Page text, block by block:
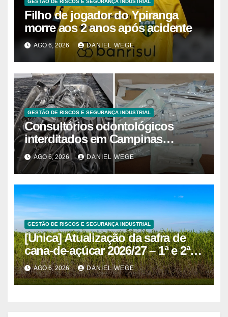
GESTÃO DE RISCOS E SEGURANÇA INDUSTRIAL
Filho de jogador do Ypiranga
morre aos 2 anos após acidente
AGO 6, 2026 DANIEL WEGE
GESTÃO DE RISCOS E SEGURANÇA INDUSTRIAL
Consultórios odontológicos
interditados em Campinas
superam 2025
AGO 6, 2026 DANIEL WEGE
GESTÃO DE RISCOS E SEGURANÇA INDUSTRIAL
[Unica] Atualização da safra de
cana-de-açúcar 2026/27 – 1ª e 2ª
quinzenas de junho
AGO 6, 2026 DANIEL WEGE